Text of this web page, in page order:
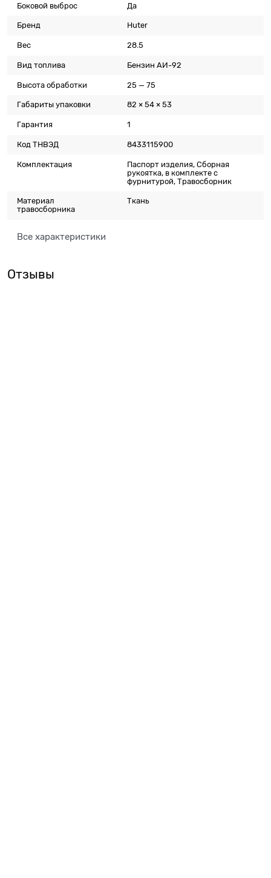
Боковой выброс Да
Бренд Huter
Вес 28.5
Вид топлива Бензин АИ-92
Высота обработки 25 — 75
Габариты упаковки 82 × 54 × 53
Гарантия 1
Код ТНВЭД 8433115900
Комплектация
Паспорт изделия, Сборная
рукоятка, в комплекте с
фурнитурой, Травосборник
Материал
травосборника
Ткань
Все характеристики
Отзывы